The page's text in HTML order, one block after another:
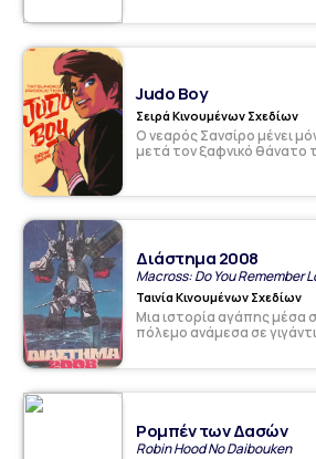
Judo Boy
Σειρά Κινουμένων Σχεδίων
O νεαρός Σανσίρο μένει
μετά τον ξαφνικό θάνατο
Διάστημα 2008
Macross: Do You Remember
Ταινία Κινουμένων Σχεδίων
Μια ιστορία αγάπης μέσα
πόλεμο ανάμεσα σε
Ρομπέν των Δασών
Robin Hood No Daibouken